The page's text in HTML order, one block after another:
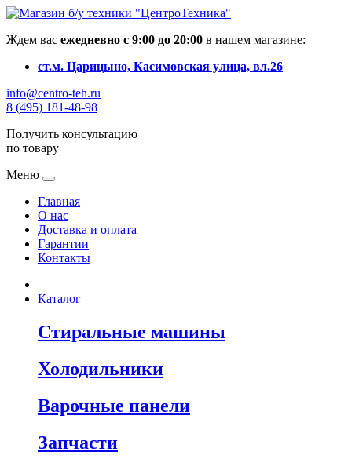
Ждем вас ежедневно с 9:00 до 20:00 в нашем магазине:
ст.м. Царицыно, Касимовская улица, вл.26
info@centro-teh.ru
8 (495) 181-48-98
Получить консультацию
по товару
Меню
Главная
О нас
Доставка и оплата
Гарантии
Контакты
Каталог
Стиральные машины
Холодильники
Варочные панели
Запчасти